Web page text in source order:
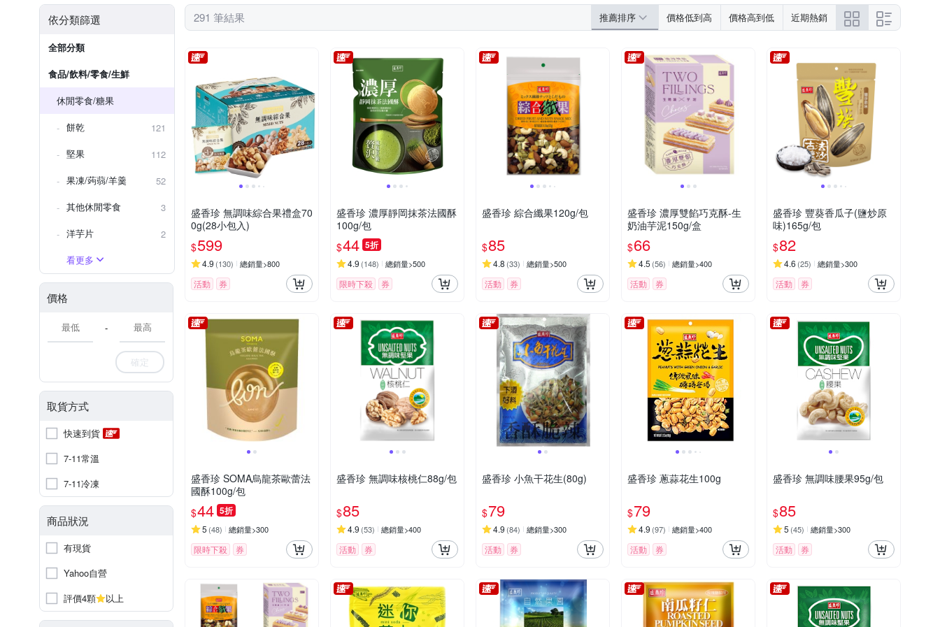
台灣、加拿大(蔓越莓、藍莓)
依分類篩選
全部分類
食品/飲料/零食/生鮮
休閒零食/糖果
餅乾
121
堅果
112
果凍/蒟蒻/羊羹
52
其他休閒零食
3
洋芋片
2
看更多
價格
-
確定
取貨方式
快速到貨
7-11常溫
7-11冷凍
商品狀況
有現貨
Yahoo自營
評價4顆
以上
291 筆結果 推薦排序 價格低到高 價格高到低 近期熱銷
盛香珍 無調味綜合果禮盒70
0g(28小包入)
$599
4.9 (130) 總銷量>800
活動 券
盛香珍 濃厚靜岡抹茶法國酥
100g/包
$44 5折
4.9 (148) 總銷量>500
限時下殺 券
盛香珍 綜合纖果120g/包
$85
4.8 (33) 總銷量>500
活動 券
盛香珍 濃厚雙餡巧克酥-生
奶油芋泥150g/盒
$66
4.5 (56) 總銷量>400
活動 券
盛香珍 豐葵香瓜子(鹽炒原
味)165g/包
$82
4.6 (25) 總銷量>300
活動 券
盛香珍 SOMA烏龍茶歐蕾法
國酥100g/包
$44 5折
5 (48) 總銷量>300
限時下殺 券
盛香珍 無調味核桃仁88g/包
$85
4.9 (53) 總銷量>400
活動 券
盛香珍 小魚干花生(80g)
$79
4.9 (84) 總銷量>300
活動 券
盛香珍 蔥蒜花生100g
$79
4.9 (97) 總銷量>400
活動 券
盛香珍 無調味腰果95g/包
$85
5 (45) 總銷量>300
活動 券